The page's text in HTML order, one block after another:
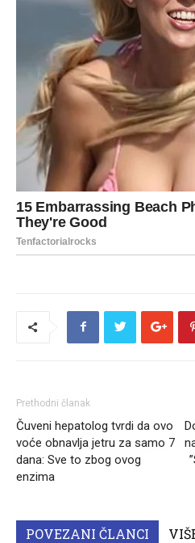
Prethodni članak
Čuveni hepatolog tvrdi da ovo
voće obnavlja jetru za samo 7
dana: Sve to zbog ovog
enzima
POVEZANI ČLANCI